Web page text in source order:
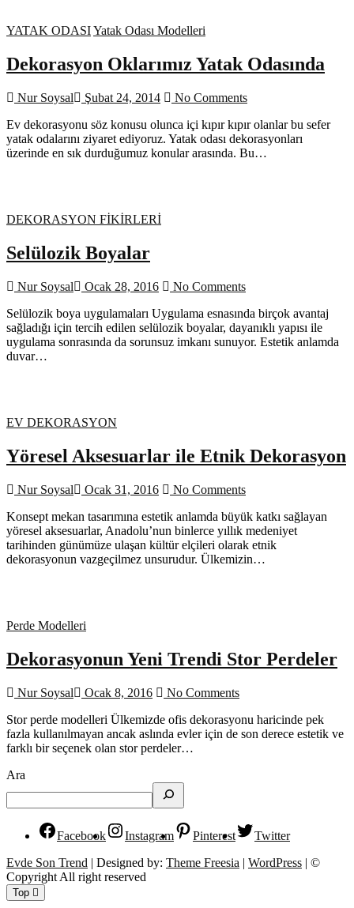
YATAK ODASIYatak Odası Modelleri
Dekorasyon Oklarımız Yatak Odasında
Nur Soysal Şubat 24, 2014
No Comments
Ev dekorasyonu söz konusu olunca içi kıpır kıpır olanlar bu sefer
yatak odalarını ziyaret ediyoruz. Yatak odası dekorasyonları
üzerinde en sık durduğumuz konular arasında. Bu…
DEKORASYON FİKİRLERİ
Selülozik Boyalar
Nur Soysal Ocak 28, 2016
No Comments
Selülozik boya uygulamaları Uygulama esnasında birçok avantaj
sağladığı için tercih edilen selülozik boyalar, dayanıklı yapısı ile
uygulama sonrasında da sorunsuz imkanı sunuyor. Estetik anlamda
duvar…
EV DEKORASYON
Yöresel Aksesuarlar ile Etnik Dekorasyon
Nur Soysal Ocak 31, 2016
No Comments
Konsept mekan tasarımına estetik anlamda büyük katkı sağlayan
yöresel aksesuarlar, Anadolu’nun binlerce yıllık medeniyet
tarihinden günümüze ulaşan kültür elçileri olarak etnik
dekorasyonun vazgeçilmez unsurudur. Ülkemizin…
Perde Modelleri
Dekorasyonun Yeni Trendi Stor Perdeler
Nur Soysal Ocak 8, 2016
No Comments
Stor perde modelleri Ülkemizde ofis dekorasyonu haricinde pek
fazla kullanılmayan ancak aslında evler için de son derece estetik ve
farklı bir seçenek olan stor perdeler…
Ara
Facebook Instagram Pinterest
Twitter
Evde Son Trend | Designed by: Theme Freesia | WordPress | ©
Copyright All right reserved
Top